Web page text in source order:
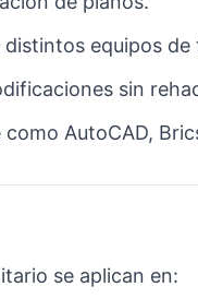
equipos de
sin
AutoCAD,
se aplican en: